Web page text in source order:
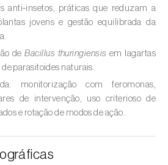
do-tomateiro
)
(Cossus cossus)
(
(Philaenus
spp.)
anti‑insetos, práticas que reduzam a
jovens e gestão equilibrada da
deBacillus thuringiensis em lagartas
parasitoides naturais.
monitorização com feromonas,
de intervenção, uso criterioso de
e rotação de modos de ação.